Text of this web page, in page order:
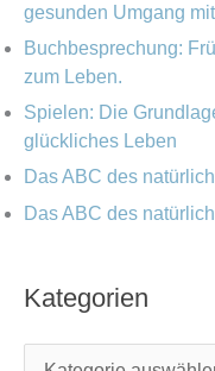
gesunden Umgang
Buchbesprechung:
zum Leben.
Spielen: Die
glückliches Leben
Das ABC des
Das ABC des
Kategorien